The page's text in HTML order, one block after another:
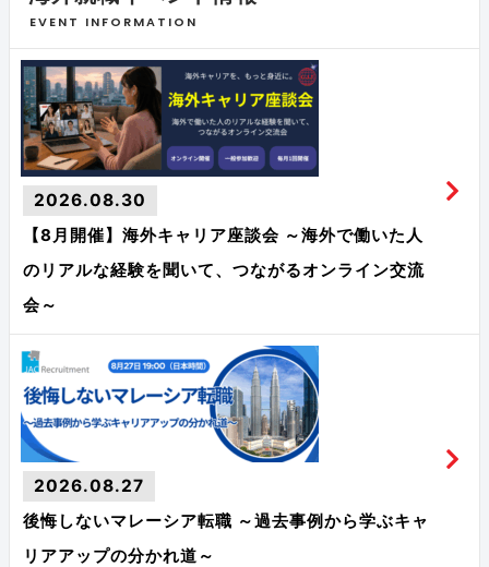
EVENT INFORMATION
2026.08.30
【8月開催】海外キャリア座談会 ～海外で働いた人
のリアルな経験を聞いて、つながるオンライン交流
会～
2026.08.27
後悔しないマレーシア転職 ～過去事例から学ぶキャ
リアアップの分かれ道～